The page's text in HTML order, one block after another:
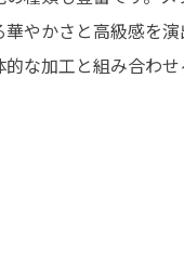
やかさと高級感を
な加工と組み合わ